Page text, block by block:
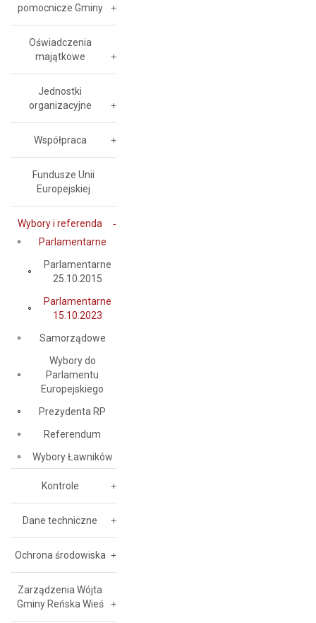
pomocnicze Gminy
Oświadczenia
majątkowe
Jednostki
organizacyjne
Współpraca
Fundusze Unii
Europejskiej
Wybory i referenda
Parlamentarne
Parlamentarne
25.10.2015
Parlamentarne
15.10.2023
Samorządowe
Wybory do
Parlamentu
Europejskiego
Prezydenta RP
Referendum
Wybory Ławników
Kontrole
Dane techniczne
Ochrona środowiska
Zarządzenia Wójta
Gminy Reńska Wieś